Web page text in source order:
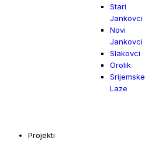
Stari
Jankovci
Novi
Jankovci
Slakovci
Orolik
Srijemske
Laze
Projekti